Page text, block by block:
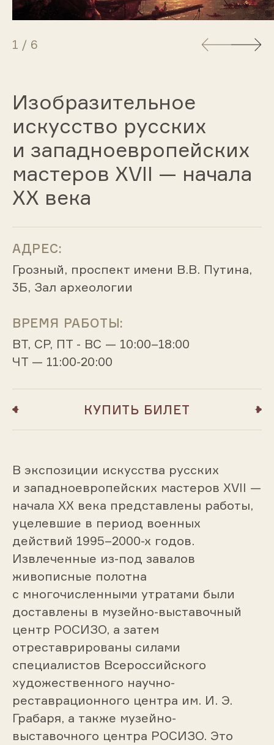
1 / 6
Изобразительное
искусство русских
и западноевропейских
мастеров XVII — начала
XX века
АДРЕС:
Грозный, проспект имени В.В. Путина,
3Б, Зал археологии
ВРЕМЯ РАБОТЫ:
ВТ, СР, ПТ - ВС — 10:00–18:00
ЧТ — 11:00-20:00
КУПИТЬ БИЛЕТ
В экспозиции искусства русских
и западноевропейских мастеров XVII —
начала XX века представлены работы,
уцелевшие в период военных
действий 1995–2000-х годов.
Извлеченные из-под завалов
живописные полотна
с многочисленными утратами были
доставлены в музейно-выставочный
центр РОСИЗО, а затем
отреставрированы силами
специалистов Всероссийского
художественного научно-
реставрационного центра им. И. Э.
Грабаря, а также музейно-
выставочного центра РОСИЗО. Это